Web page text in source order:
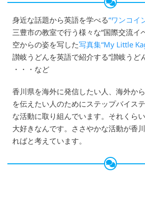
身近な話題から英語を学べる“ワンコイ
三豊市の教室で行う様々な“国際交流イ
空からの姿を写した写真集“My Little
讃岐うどんを英語で紹介する“讃岐うど
・・・など
香川県を海外に発信したい人、海外か
を伝えたい人のためにステップバイス
な活動に取り組んでいます。それくら
大好きなんです。ささやかな活動が香
ればと考えています。